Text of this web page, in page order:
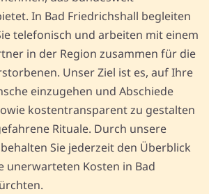
In Bad Friedrichshall begleiten
telefonisch und arbeiten mit einem
in der Region zusammen für die
Unser Ziel ist es, auf Ihre
einzugehen und Abschiede
kostentransparent zu gestalten
Rituale. Durch unsere
Sie jederzeit den Überblick
unerwarteten Kosten in Bad